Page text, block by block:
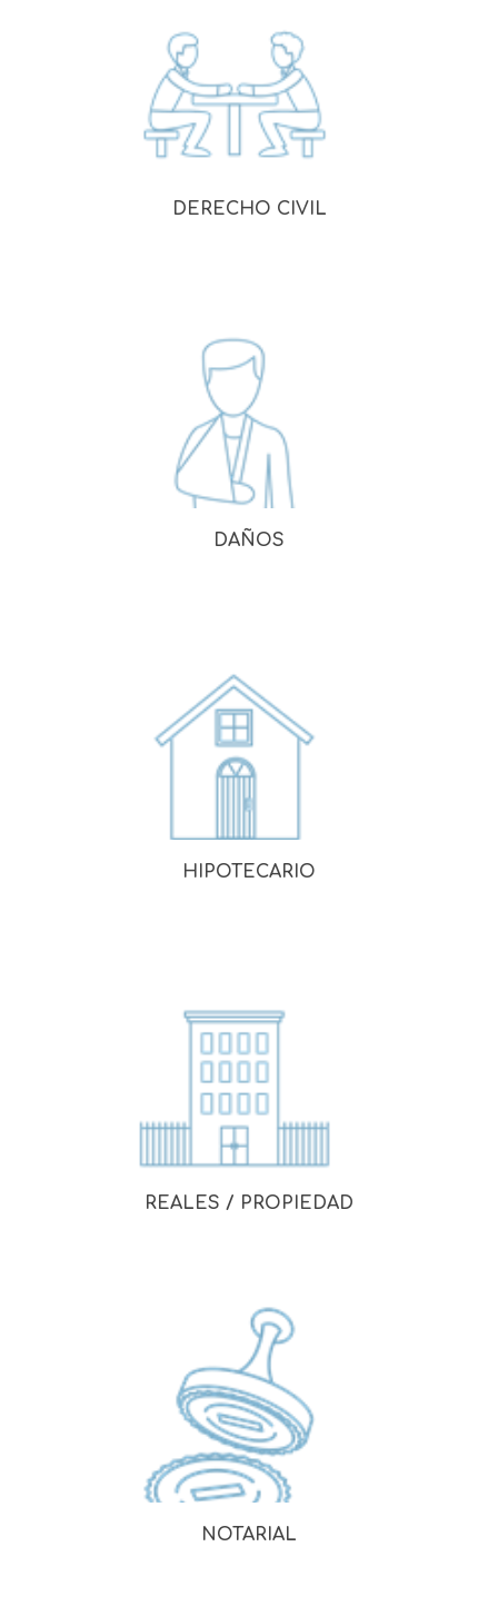
DERECHO CIVIL
DAÑOS
HIPOTECARIO
REALES / PROPIEDAD
NOTARIAL